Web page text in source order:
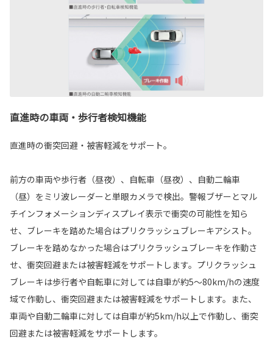
直進時の車両・歩行者検知機能
直進時の衝突回避・被害軽減をサポート。
前方の車両や歩行者（昼夜）、自転車（昼夜）、自動二輪車
（昼）をミリ波レーダーと単眼カメラで検出。警報ブザーとマル
チインフォメーションディスプレイ表示で衝突の可能性を知ら
せ、ブレーキを踏めた場合はプリクラッシュブレーキアシスト。
ブレーキを踏めなかった場合はプリクラッシュブレーキを作動さ
せ、衝突回避または被害軽減をサポートします。プリクラッシュ
ブレーキは歩行者や自転車に対しては自車が約5〜80km/hの速度
域で作動し、衝突回避または被害軽減をサポートします。また、
車両や自動二輪車に対しては自車が約5km/h以上で作動し、衝突
回避または被害軽減をサポートします。